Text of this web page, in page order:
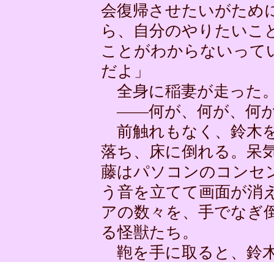
会復帰させたいがため
ら、自分のやりたいこ
ことがわからないって
だよ」
全身に稲妻が走った
――何が、何が、何
前触れもなく、鈴木
落ち、床に倒れる。呆
藤はパソコンのコンセ
う音を立てて画面が消
アの数々を、手でなぎ
る怪獣たち。
鞄を手に取ると、鈴